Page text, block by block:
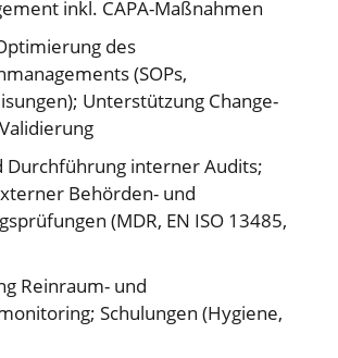
inkl. CAPA-Maßnahmen
des
(SOPs,
Unterstützung Change-
Durchführung interner Audits;
Behörden- und
(MDR, EN ISO 13485,
Reinraum- und
Schulungen (Hygiene,